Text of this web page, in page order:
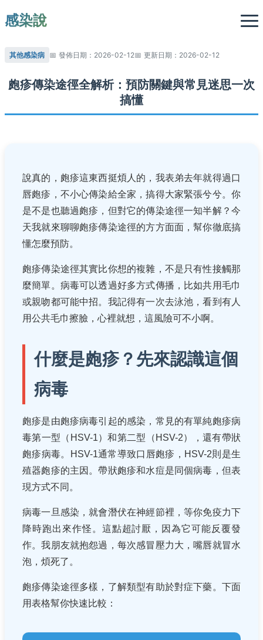
感染說
其他感染病 發佈日期：2026-02-12 更新日期：2026-02-12
皰疹傳染途徑全解析：預防關鍵與常見迷思一次
搞懂
說真的，皰疹這東西挺煩人的，我表弟去年就得過口
唇皰疹，不小心傳染給全家，搞得大家緊張兮兮。你
是不是也聽過皰疹，但對它的傳染途徑一知半解？今
天我就來聊聊皰疹傳染途徑的方方面面，幫你徹底搞
懂怎麼預防。
皰疹傳染途徑其實比你想的複雜，不是只有性接觸那
麼簡單。病毒可以透過好多方式傳播，比如共用毛巾
或親吻都可能中招。我記得有一次去泳池，看到有人
用公共毛巾擦臉，心裡就想，這風險可不小啊。
什麼是皰疹？先來認識這個
病毒
皰疹是由皰疹病毒引起的感染，常見的有單純皰疹病
毒第一型（HSV-1）和第二型（HSV-2），還有帶狀
皰疹病毒。HSV-1通常導致口唇皰疹，HSV-2則是生
殖器皰疹的主因。帶狀皰疹和水痘是同個病毒，但表
現方式不同。
病毒一旦感染，就會潛伏在神經節裡，等你免疫力下
降時跑出來作怪。這點超討厭，因為它可能反覆發
作。我朋友就抱怨過，每次感冒壓力大，嘴唇就冒水
泡，煩死了。
皰疹傳染途徑多樣，了解類型有助於對症下藥。下面
用表格幫你快速比較：